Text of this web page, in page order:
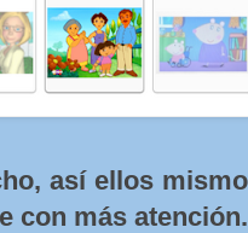
así ellos
con más atención.